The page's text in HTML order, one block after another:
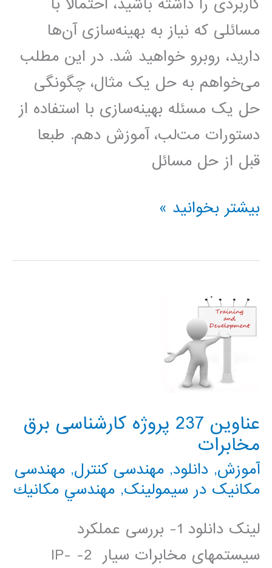
مسائلی که نیاز به بهینه‌سازی آن‌ها
دارید، روبرو خواهید شد. در این مطلب
می‌خواهم به حل یک مثال، چگونگی
حل یک مسئله بهینه‌سازی با استفاده از
دستورات مت‌لب، آموزش دهم. طبعا
قبل از حل مسائل
حل
بهینه‌سازی
نرم‌افزار
در
matlab
بیشتر بخوانید »
عناوین 237 پروژه کارشناسی برق
مخابرات
آموزش, دانلود, مهندسی کنترل, مهندسی
مکانیک در سیمولینک, مهندسي مكانيك
لینک دانلود 1- بررسی عملکرد
سیستمهای مخابرات سیار 2- IP-